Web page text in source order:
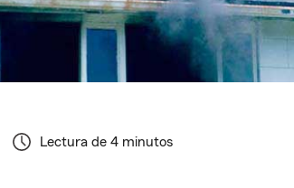
Lectura de 4 minutos